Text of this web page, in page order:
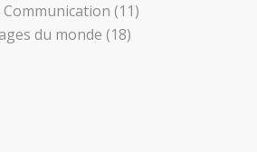
(11)
du monde (18)